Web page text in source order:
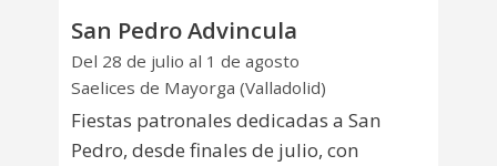
San Pedro Advincula
Del 28 de julio al 1 de agosto
Saelices de Mayorga (Valladolid)
Fiestas patronales dedicadas a San
Pedro, desde finales de julio, con